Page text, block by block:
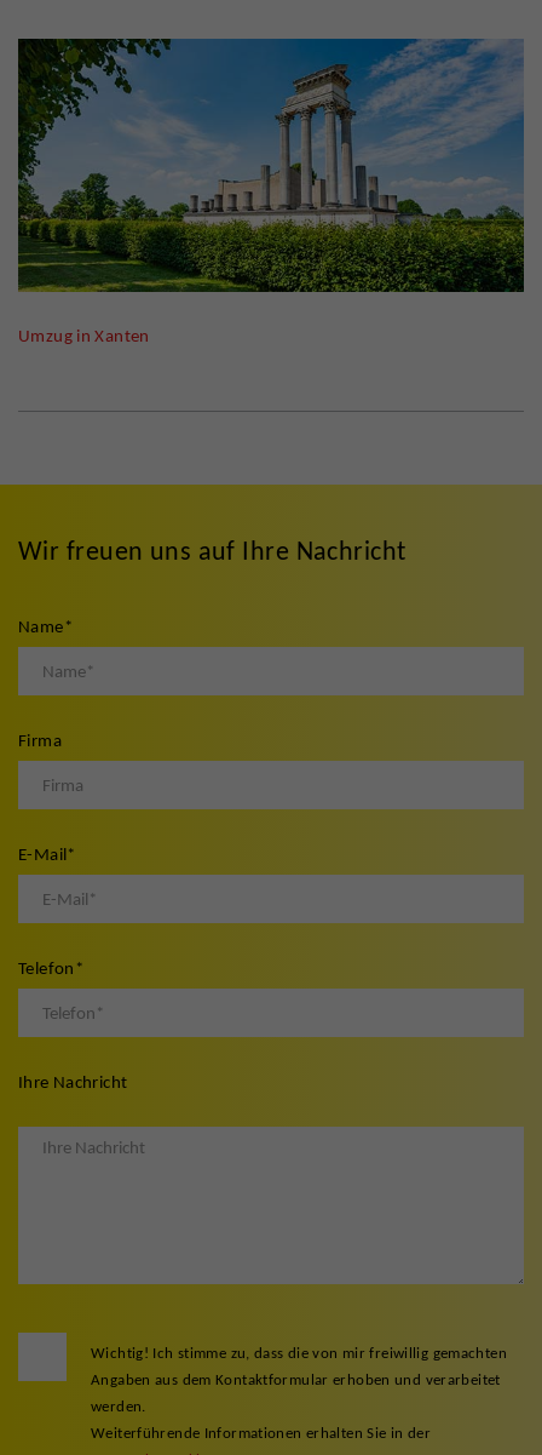
Umzug in Xanten
Wir freuen uns auf Ihre Nachricht
Name*
Firma
E-Mail*
Telefon *
Ihre Nachricht
Wichtig! Ich stimme zu, dass die von mir freiwillig gemachten
Angaben aus dem Kontaktformular erhoben und verarbeitet
werden.
Weiterführende Informationen erhalten Sie in der